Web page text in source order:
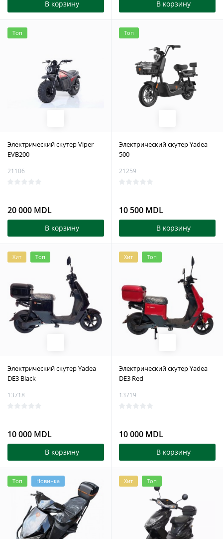
В корзину В корзину
Топ
Электрический скутер Viper
EVB200
21106
20 000 MDL
В корзину
Топ
Электрический скутер Yadea
500
21259
10 500 MDL
В корзину
Хит Топ
Электрический скутер Yadea
DE3 Black
13718
10 000 MDL
В корзину
Хит Топ
Электрический скутер Yadea
DE3 Red
13719
10 000 MDL
В корзину
Топ Новинка Хит Топ